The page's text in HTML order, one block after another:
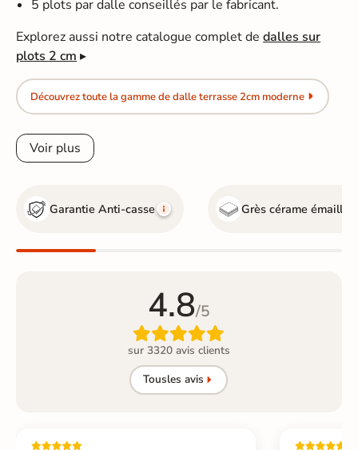
5 plots par dalle conseillés par le fabricant.
Explorez aussi notre catalogue complet dedalles sur
plots 2 cm ▸
Découvrez toute la gamme de dalle terrasse 2cm moderne
Voir plus
Garantie Anti-casse Grès cérame émaillé
4.8/5

sur 3320 avis clients
Tousles avis